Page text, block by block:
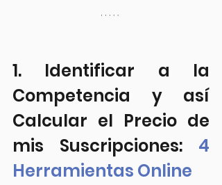
1. Identificar a la
Competencia y así
Calcular el Precio de
mis Suscripciones: 4
Herramientas Online